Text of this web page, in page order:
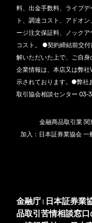
料、出金手数料、ライブ
ト、調達コスト、アドオ
ージ注文保証料、ノック
コスト。 ●契約締結前交
解いただいた上で、ご自
企業情報は、本店又は弊
示されております。●弊社
取引協会相談センター 03-
金融商品取引業
加入：日本証券業協会 一
金融庁 | 日本証券業
品取引苦情相談窓口